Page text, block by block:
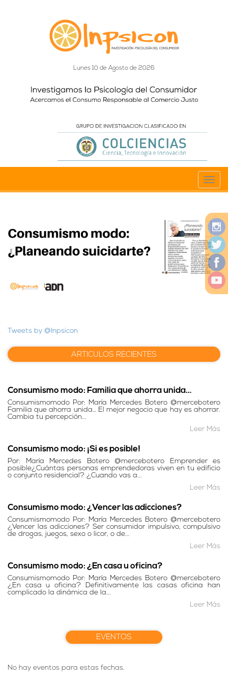
Lunes 10 de Agosto de 2026
Tweets by @Inpsicon
ARTICULOS RECIENTES
Consumismo modo: Familia que ahorra unida…
Consumismomodo Por: María Mercedes Botero @mercebotero
Familia que ahorra unida… El mejor negocio que hay es ahorrar.
Cambia tu percepción...
Leer Más
Consumismo modo: ¡Si es posible!
Por: María Mercedes Botero @mercebotero Emprender es
posible¿Cuántas personas emprendedoras viven en tu edificio
o conjunto residencial? ¿Cuando vas a...
Leer Más
Consumismo modo: ¿Vencer las adicciones?
Consumismomodo Por: María Mercedes Botero @mercebotero
¿Vencer las adicciones? Ser consumidor impulsivo, compulsivo
de drogas, juegos, sexo o licor, o de...
Leer Más
Consumismo modo: ¿En casa u oficina?
Consumismomodo Por: María Mercedes Botero @mercebotero
¿En casa u oficina? Definitivamente las casas oficina han
complicado la dinámica de la...
Leer Más
EVENTOS
No hay eventos para estas fechas.